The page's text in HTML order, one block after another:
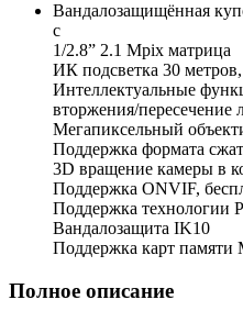
Вандалозащищённая
с
1/2.8” 2.1 Mpix матрица
ИК подсветка 30
Интеллектуальные
вторжения/пересечение
Мегапиксельный
Поддержка формата
3D вращение камеры в
Поддержка ONVIF,
Поддержка технологии
Вандалозащита IK10
Поддержка карт памяти
Полное описание